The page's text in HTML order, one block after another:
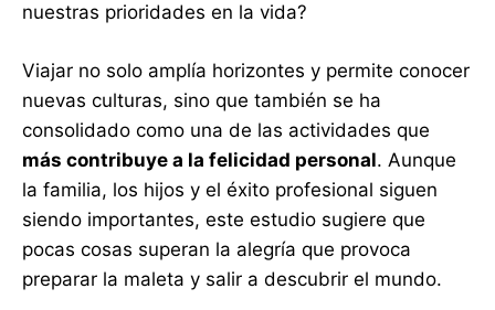
nuestras prioridades en la vida?
Viajar no solo amplía horizontes y permite conocer
nuevas culturas, sino que también se ha
consolidado como una de las actividades que
más contribuye a la felicidad personal. Aunque
la familia, los hijos y el éxito profesional siguen
siendo importantes, este estudio sugiere que
pocas cosas superan la alegría que provoca
preparar la maleta y salir a descubrir el mundo.